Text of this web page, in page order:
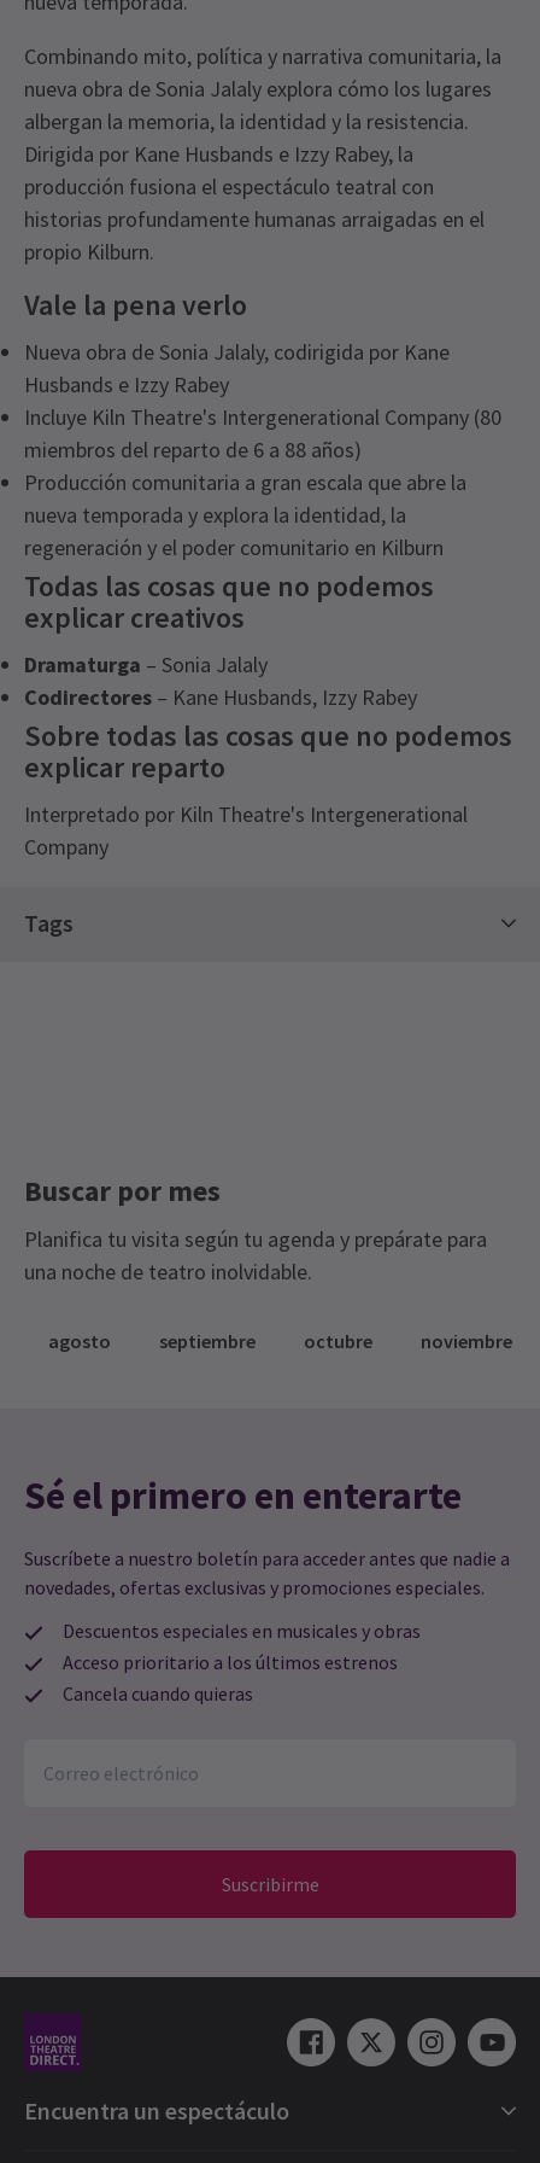
Combinando mito, política y narrativa comunitaria, la
nueva obra de Sonia Jalaly explora cómo los lugares
albergan la memoria, la identidad y la resistencia.
Dirigida por Kane Husbands e Izzy Rabey, la
producción fusiona el espectáculo teatral con
historias profundamente humanas arraigadas en el
propio Kilburn.
Vale la pena verlo
Nueva obra de Sonia Jalaly, codirigida por Kane
Husbands e Izzy Rabey
Incluye Kiln Theatre's Intergenerational Company (80
miembros del reparto de 6 a 88 años)
Producción comunitaria a gran escala que abre la
nueva temporada y explora la identidad, la
regeneración y el poder comunitario en Kilburn
Todas las cosas que no podemos
explicar creativos
Dramaturga – Sonia Jalaly
Codirectores – Kane Husbands, Izzy Rabey
Sobre todas las cosas que no podemos
explicar reparto
Interpretado por Kiln Theatre's Intergenerational
Company
Tags
Buscar por mes
Planifica tu visita según tu agenda y prepárate para
una noche de teatro inolvidable.
agosto septiembre octubre noviembre
Sé el primero en enterarte
Suscríbete a nuestro boletín para acceder antes que nadie a
novedades, ofertas exclusivas y promociones especiales.
Descuentos especiales en musicales y obras
Acceso prioritario a los últimos estrenos
Cancela cuando quieras
Suscribirme
Encuentra un espectáculo